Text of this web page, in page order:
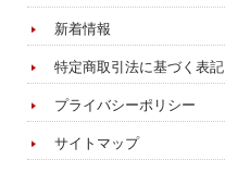
新着情報
特定商取引法に基づく表記
プライバシーポリシー
サイトマップ